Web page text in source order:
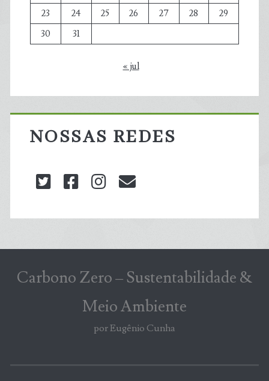
23
24 25 26 27 28
29
30
31
« jul
NOSSAS REDES
twitterfacebookinstagram
Carbono Zero – Sustentabilidade &
Meio Ambiente
por Eugênio Cunha